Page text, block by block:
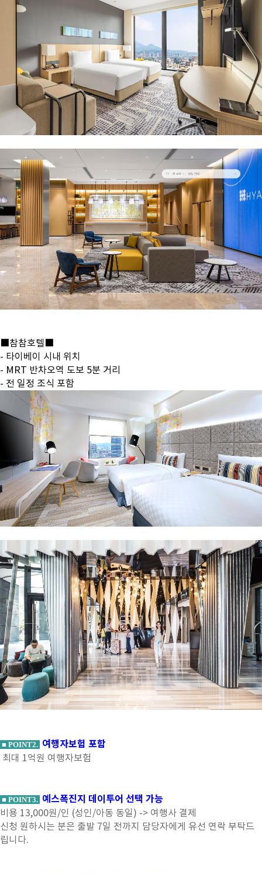
■참참호텔■
- 타이베이 시내 위치
- MRT 반차오역 도보 5분 거리
- 전 일정 조식 포함
■ POINT2. 여행자보험 포함
최대 1억원 여행자보험
■ POINT3. 예스폭진지 데이투어 선택 가능
비용 13,000원/인 (성인/아동 동일) -> 여행사 결제
신청 원하시는 분은 출발 7일 전까지 담당자에게 유선 연락 부탁드
립니다.